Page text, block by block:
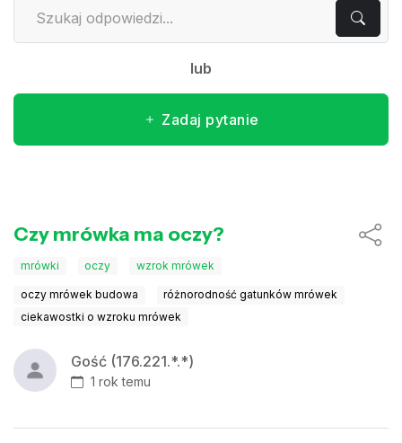
lub
Zadaj pytanie
Czy mrówka ma oczy?
mrówki oczy wzrok mrówek
oczy mrówek budowa
różnorodność gatunków mrówek
ciekawostki o wzroku mrówek
Gość (176.221.*.*)
1 rok temu